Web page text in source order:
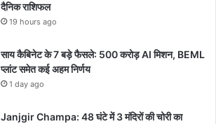
दैनिक राशिफल
19 hours ago
साय कैबिनेट के 7 बड़े फैसले: 500 करोड़ AI मिशन, BEML
प्लांट समेत कई अहम निर्णय
1 day ago
Janjgir Champa: 48 घंटे में 3 मंदिरों की चोरी का